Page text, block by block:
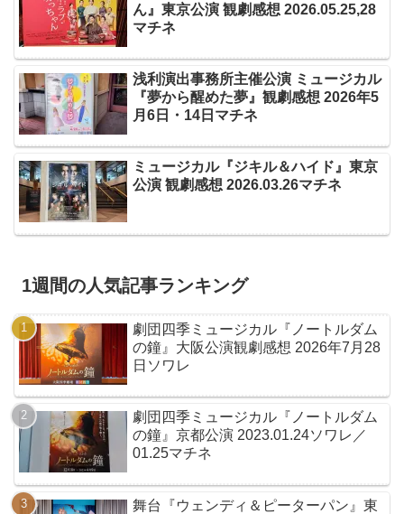
ん』東京公演 観劇感想 2026.05.25,28
マチネ
浅利演出事務所主催公演 ミュージカル
『夢から醒めた夢』観劇感想 2026年5
月6日・14日マチネ
ミュージカル『ジキル＆ハイド』東京
公演 観劇感想 2026.03.26マチネ
1週間の人気記事ランキング
劇団四季ミュージカル『ノートルダム
の鐘』大阪公演観劇感想 2026年7月28
日ソワレ
劇団四季ミュージカル『ノートルダム
の鐘』京都公演 2023.01.24ソワレ／
01.25マチネ
舞台『ウェンディ＆ピーターパン』東